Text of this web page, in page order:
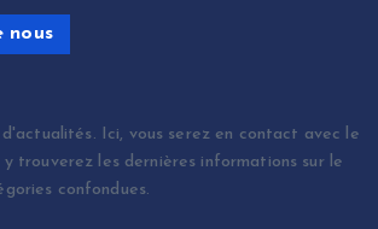
nous
Ici, vous serez en contact avec le
y trouverez les dernières informations sur le
confondues.